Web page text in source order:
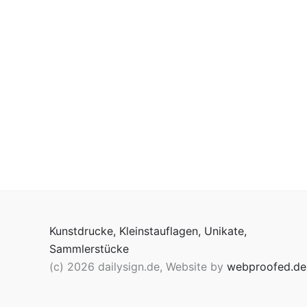
Kunstdrucke, Kleinstauflagen, Unikate,
Sammlerstücke
(c) 2026 dailysign.de, Website by webproofed.de